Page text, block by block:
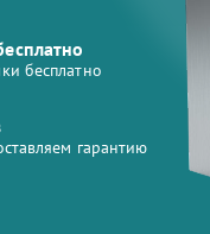
бесплатно
гарантию